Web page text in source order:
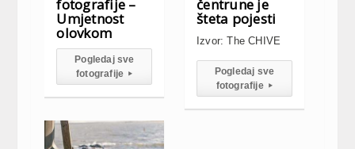
fotografije –
Umjetnost
olovkom
Pogledaj sve
fotografije▸
čentrune je
šteta pojesti
Izvor: The CHIVE
Pogledaj sve
fotografije▸